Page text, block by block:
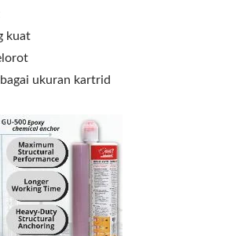
kuat
ukuran kartrid